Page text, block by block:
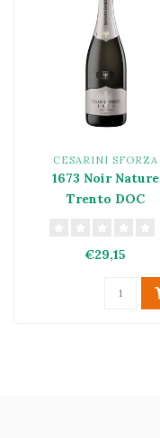
CESARINI SFORZA
1673 Noir Nature
Trento DOC
€29,15